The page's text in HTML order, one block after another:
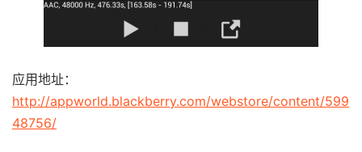
应用地址：
http://appworld.blackberry.com/webstore/content/599
48756/